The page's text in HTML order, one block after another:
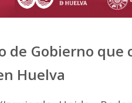
de Gobierno que
Huelva